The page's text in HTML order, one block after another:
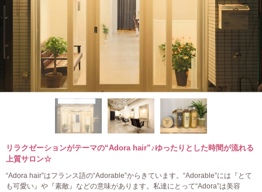
リラクゼーションがテーマの“Adora hair”♪ゆったりとした時間が流れる
上質サロン☆
“Adora hair”はフランス語の“Adorable”からきています。“Adorable”には『とて
も可愛い』や『素敵』などの意味があります。私達にとって“Adora”は美容